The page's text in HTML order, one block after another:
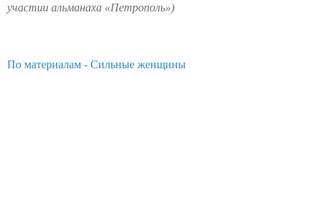
участии альманаха «Петрополь»)
По материалам - Сильные женщины